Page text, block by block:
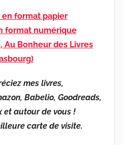
format papier
format numérique
Au Bonheur des Livres
mes livres,
Babelio, Goodreads,
et autour de vous !
carte de visite.